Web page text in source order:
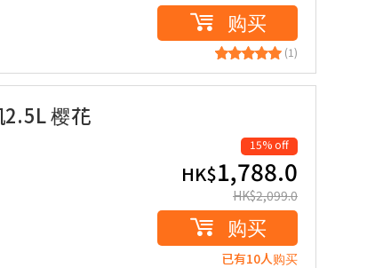
购买
(1)
2.5L 樱花
15% off
HK$1,788.0
HK$2,099.0
购买
已有10人购买